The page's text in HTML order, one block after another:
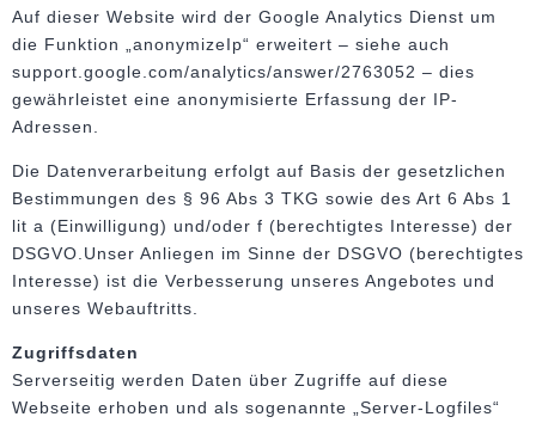
Auf dieser Website wird der Google Analytics Dienst um
die Funktion „anonymizeIp“ erweitert – siehe auch
support.google.com/analytics/answer/2763052 – dies
gewährleistet eine anonymisierte Erfassung der IP-
Adressen.
Die Datenverarbeitung erfolgt auf Basis der gesetzlichen
Bestimmungen des § 96 Abs 3 TKG sowie des Art 6 Abs 1
lit a (Einwilligung) und/oder f (berechtigtes Interesse) der
DSGVO.Unser Anliegen im Sinne der DSGVO (berechtigtes
Interesse) ist die Verbesserung unseres Angebotes und
unseres Webauftritts.
Zugriffsdaten
Serverseitig werden Daten über Zugriffe auf diese
Webseite erhoben und als sogenannte „Server-Logfiles“